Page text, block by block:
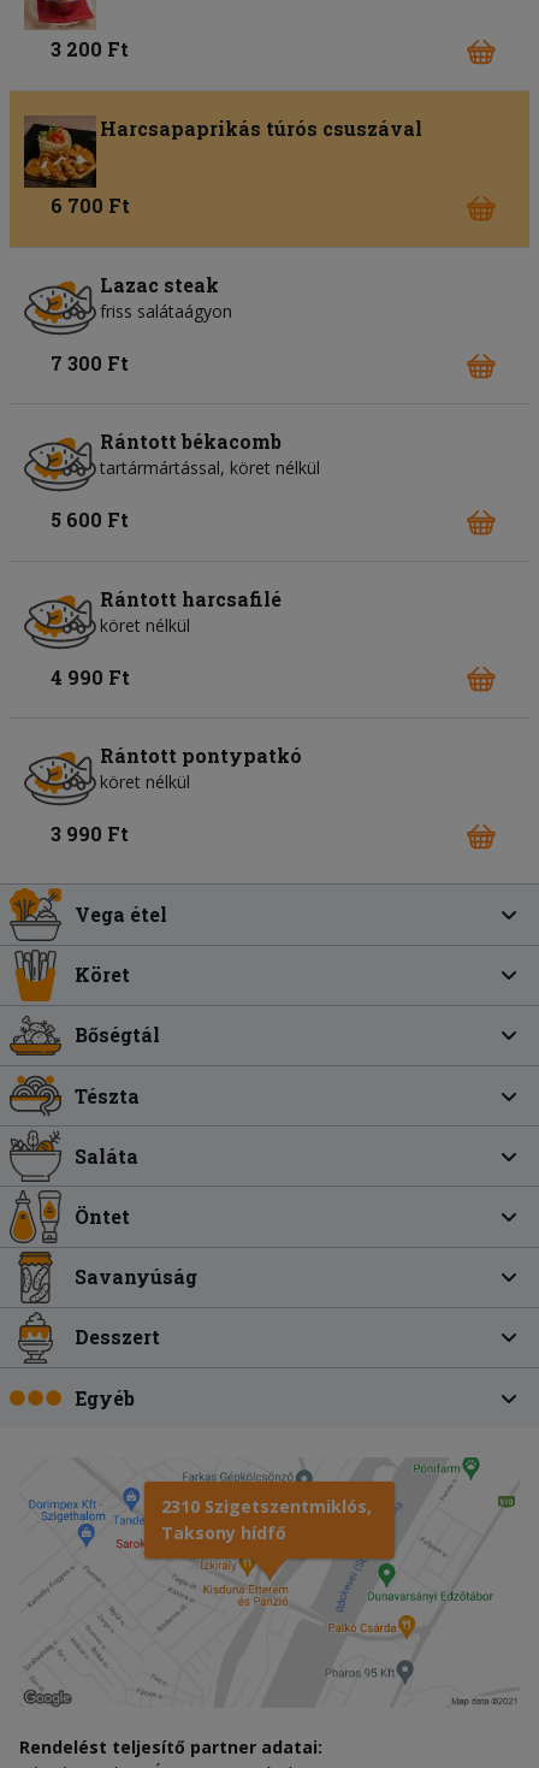
3 200 Ft
Harcsapaprikás túrós csuszával
6 700 Ft
Lazac steak
friss salátaágyon
7 300 Ft
Rántott békacomb
tartármártással, köret nélkül
5 600 Ft
Rántott harcsafilé
köret nélkül
4 990 Ft
Rántott pontypatkó
köret nélkül
3 990 Ft
Vega étel
Köret
Bőségtál
Tészta
Saláta
Öntet
Savanyúság
Desszert
Egyéb
2310 Szigetszentmiklós,
Taksony hídfő
Rendelést teljesítő partner adatai: